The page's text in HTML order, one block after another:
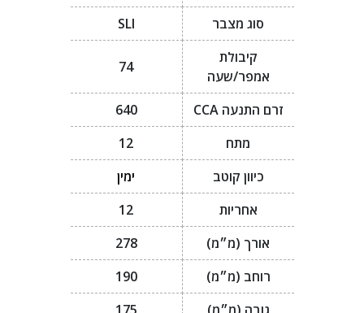
סוג מצבר
SLI
קיבולת
אמפר/שעה
74
זרם התנעה CCA
640
מתח
12
כיוון קוטב
ימין
אחריות
12
אורך (מ״מ)
278
רוחב (מ״מ)
190